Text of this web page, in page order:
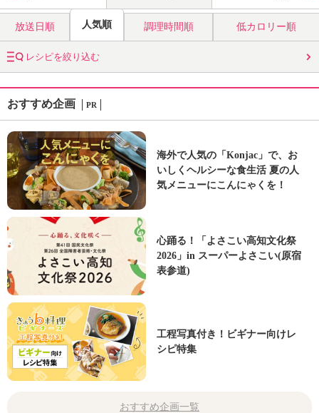
放送日順 人気順 調理時間順 低カロリー順
レシピを絞り込む
おすすめ企画 PR
海外で人気の「Konjac」で、お
いしくヘルシーな食生活 夏の人
気メニューにこんにゃくを！
心踊る！「よさこい高知文化祭
2026」in スーパーよさこい(原宿
表参道)
工程写真付き！ビギナー向けレ
シピ特集
おすすめ企画一覧